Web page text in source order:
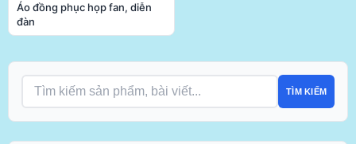
Áo đồng phục họp fan, diễn
đàn
TÌM KIẾM